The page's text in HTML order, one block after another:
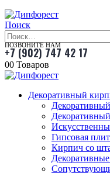
Поиск
ПОЗВОНИТЕ НАМ
+7 (902) 747 42 17
00 Товаров
Декоративный
Гипсовая
Кирпич со